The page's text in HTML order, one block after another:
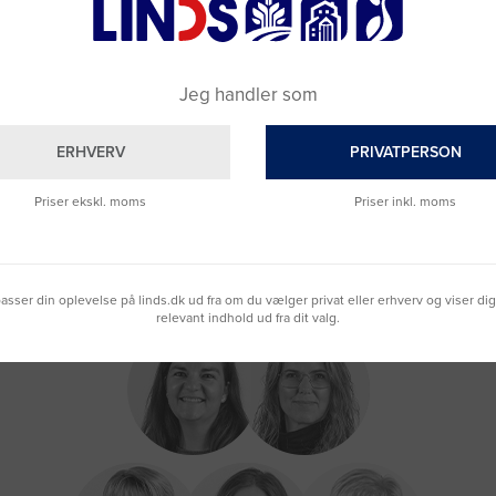
Jeg handler som
ERHVERV
Priser ekskl. moms
PRIVATPERSON
Priser inkl. moms
din oplevelse på linds.dk ud fra om du vælger privat eller erhverv og viser
relevant indhold ud fra dit valg.